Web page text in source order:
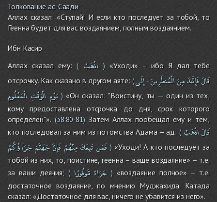
Толкование ас-Саади
Аллах сказал: «Ступай! И если кто последует за тобой, то
Геенна будет для вас воздаянием, полным воздаянием.
Ибн Касир
Аллах сказал ему:( اذْهَبْ )«Уходи» – ибо Я дал тебе
отсрочку. Как сказано в другом аяте:( قَالَفَإِنَّكَمِنَالْمُنظَرِينَ- إِلَى
يَوْمِ الْوَقْتِ الْمَعْلُومِ )«Он сказал: "Воистину, ты — один из тех,
кому предоставлена отсрочка до дня, срок которого
определён"».(38:80-81)Затем Аллах пообещал ему и тем,
кто последовал за ним из потомства Адама – ад: ( قَالَاذْهَبْ
فَمَنتَبِعَكَمِنْهُمْ فَإِنَّجَهَنَّمَجَزَآؤُكُمْ )«Уходи! А кто последует за
тобой из них, то, поистине, геенна – ваше воздаяние» – т.е.
за ваши деяния; ( جَزَاءً مَّوفُورًا )«воздаяние полное» – т.е.
достаточное воздаяние, по мнению Муджахида. Катада
сказал: «Достаточное для вас, ничего не убавится из него».